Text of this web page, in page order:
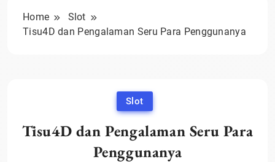
Home
Slot
Tisu4D dan Pengalaman Seru Para Penggunanya
Slot
Tisu4D dan Pengalaman Seru Para
Penggunanya